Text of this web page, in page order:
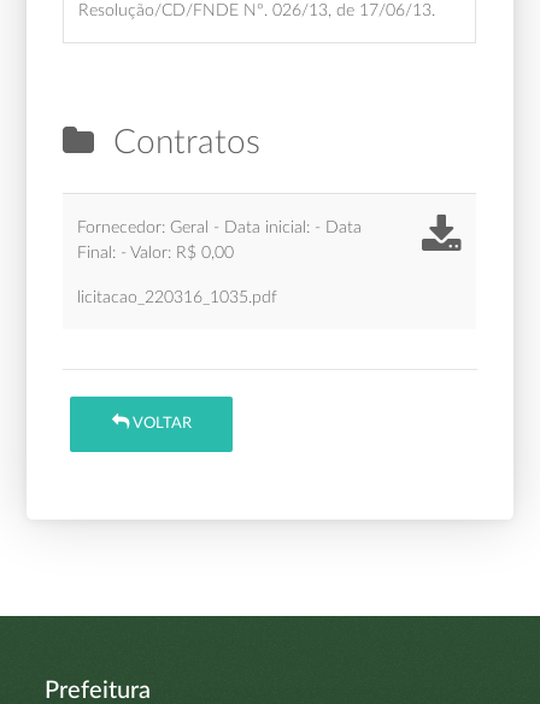
Resolução/CD/FNDE Nº. 026/13, de 17/06/13.
Contratos
Fornecedor: Geral - Data inicial: - Data
Final: - Valor: R$ 0,00
licitacao_220316_1035.pdf
VOLTAR
Prefeitura